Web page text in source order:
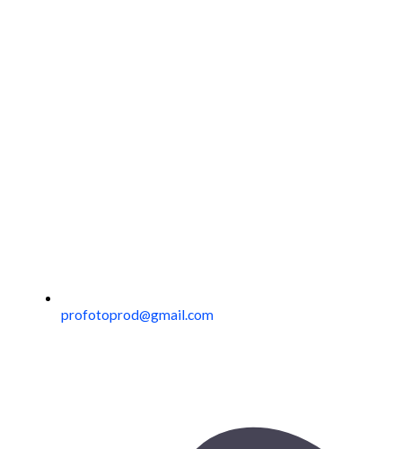
profotoprod@gmail.com